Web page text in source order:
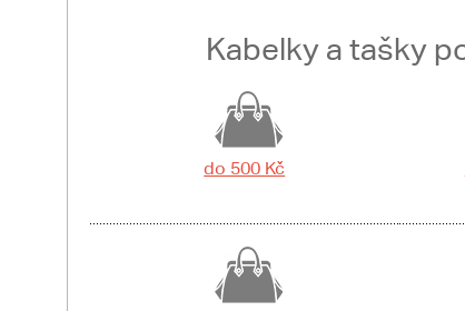
Kabelky a tašky
do 500 Kč